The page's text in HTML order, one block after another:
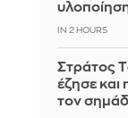
IN 2 HOURS
Στράτος
έζησε και
τον